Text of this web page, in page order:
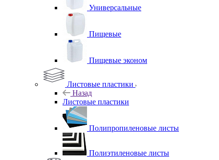
Универсальные
Пищевые
Пищевые эконом
Листовые пластики
Назад
Листовые пластики
Полипропиленовые листы
Полиэтиленовые листы